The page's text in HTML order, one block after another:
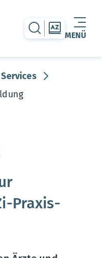
MENÜ
Warenkorb leer
zur Suche-Seite
zur
Praxis-